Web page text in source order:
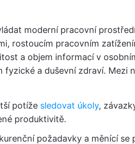
moderní pracovní
rostoucím pracovním
a objem informací v
a duševní zdraví. Mezi
potíže sledovat úkoly,
produktivitě.
požadavky a měnící se